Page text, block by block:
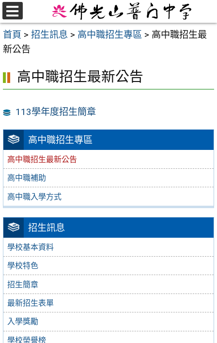
跳
至
主
要
首頁 > 招生訊息 > 高中職招生專區 > 高中職招生最
新公告
高中職招生專區
高中職招生最新公告
高中職補助
高中職入學方式
招生訊息
學校基本資料
學校特色
招生簡章
最新招生表單
入學獎勵
學校榮譽榜
高中職招生最新公告
113學年度招生簡章
選
單